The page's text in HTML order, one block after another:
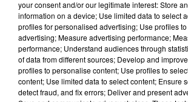
faisait l’objet de recherches pour la mise à
peine. Il a été écroué ce lundi 21 octobre à
d’Angoulême.
your consent and/or our legitimate interest: Store
information on a device; Use limited data to select
profiles for personalised advertising; Use profiles
advertising; Measure advertising performance;
performance; Understand audiences through
of data from different sources; Develop and
profiles to personalise content; Use profiles to
content; Use limited data to select content; Ensure
detect fraud, and fix errors; Deliver and present